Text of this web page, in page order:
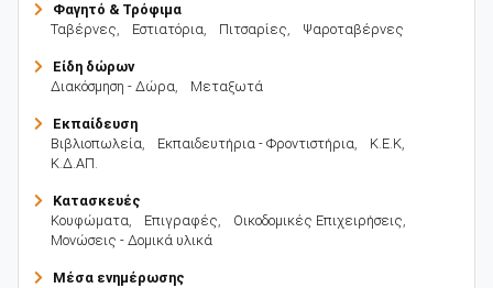
Φαγητό & Τρόφιμα
Ταβέρνες, Εστιατόρια, Πιτσαρίες, Ψαροταβέρνες
Είδη δώρων
Διακόσμηση - Δώρα, Μεταξωτά
Εκπαίδευση
Βιβλιοπωλεία, Εκπαιδευτήρια - Φροντιστήρια, Κ.Ε.Κ,
Κ.Δ.ΑΠ.
Κατασκευές
Κουφώματα, Επιγραφές, Οικοδομικές Επιχειρήσεις,
Μονώσεις - Δομικά υλικά
Μέσα ενημέρωσης